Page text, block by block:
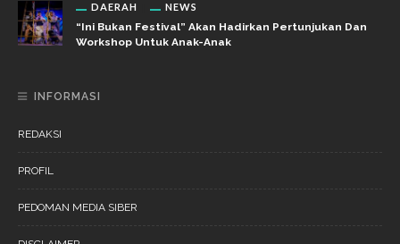
DAERAH NEWS
“Ini Bukan Festival” Akan Hadirkan Pertunjukan Dan
Workshop Untuk Anak-Anak
INFORMASI
REDAKSI
PROFIL
PEDOMAN MEDIA SIBER